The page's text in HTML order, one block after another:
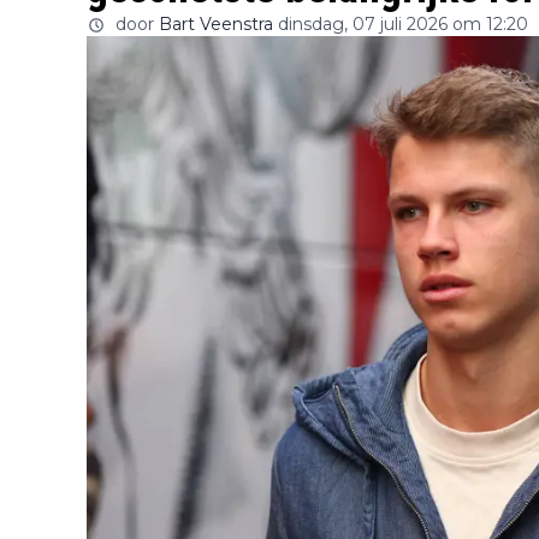
door Bart Veenstra dinsdag, 07 juli 2026 om 12:20